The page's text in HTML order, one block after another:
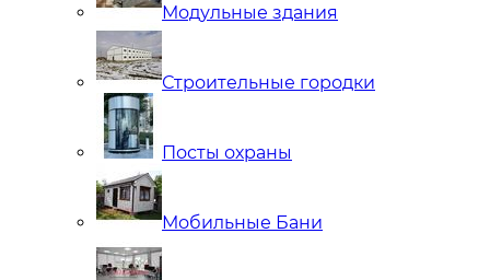
Модульные здания
Строительные городки
Посты охраны
Мобильные Бани